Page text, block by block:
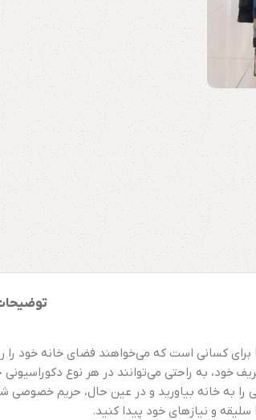
برای کسانی است که می‌خواهند فضای خانه خود را
خود، به راحتی می‌توانند در هر نوع
به خانه بیاورید و در عین حال، حریم خصوصی
سلیقه و نیازهای خود پیدا کنید.